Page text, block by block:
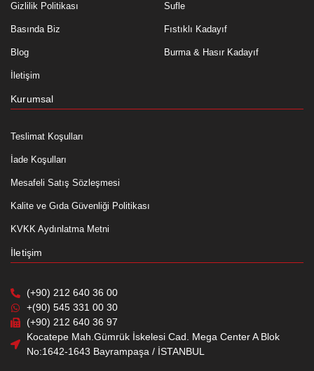
Gizlilik Politikası
Basında Biz
Blog
İletişim
Sufle
Fıstıklı Kadayıf
Burma & Hasır Kadayıf
Kurumsal
Teslimat Koşulları
İade Koşulları
Mesafeli Satış Sözleşmesi
Kalite ve Gıda Güvenliği Politikası
KVKK Aydınlatma Metni
İletişim
(+90) 212 640 36 00
+(90) 545 331 00 30
(+90) 212 640 36 97
Kocatepe Mah.Gümrük İskelesi Cad. Mega Center A Blok
No:1642-1643 Bayrampaşa / İSTANBUL